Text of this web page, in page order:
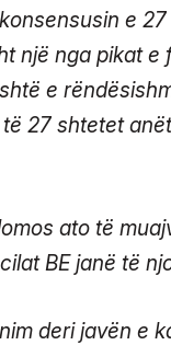
e
një nga pikat e
e
27 shtetet
ato të
BE janë të
deri javën e